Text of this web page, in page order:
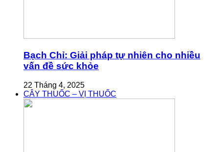
Bạch Chỉ: Giải pháp tự nhiên cho nhiều
vấn đề sức khỏe
22 Tháng 4, 2025
CÂY THUỐC – VỊ THUỐC